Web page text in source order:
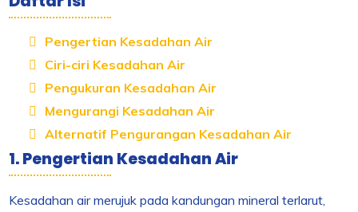
Pengertian Kesadahan Air
Ciri-ciri Kesadahan Air
Pengukuran Kesadahan Air
Mengurangi Kesadahan Air
Alternatif Pengurangan Kesadahan Air
1. Pengertian Kesadahan Air
Kesadahan air merujuk pada kandungan mineral terlarut,